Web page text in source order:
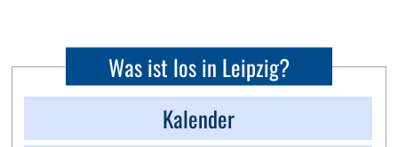
Was ist los in Leipzig?
Kalender